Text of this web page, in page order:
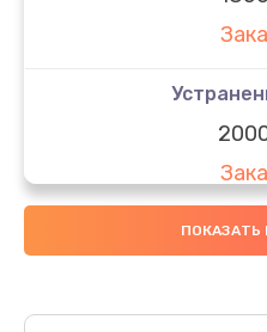
Ремонт
ПОКАЗАТЬ